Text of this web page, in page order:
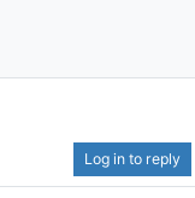
Log in to reply